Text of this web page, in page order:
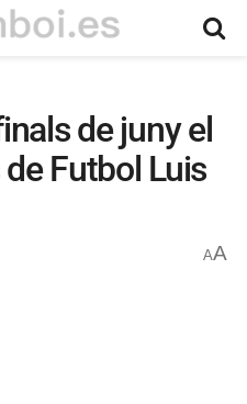
de juny el
Futbol Luis
AA